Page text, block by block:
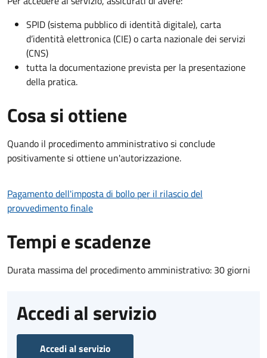
SPID (sistema pubblico di identità digitale), carta
d’identità elettronica (CIE) o carta nazionale dei servizi
(CNS)
tutta la documentazione prevista per la presentazione
della pratica.
Cosa si ottiene
Quando il procedimento amministrativo si conclude
positivamente si ottiene un'autorizzazione.
Pagamento dell'imposta di bollo per il rilascio del
provvedimento finale
Tempi e scadenze
Durata massima del procedimento amministrativo: 30 giorni
Accedi al servizio
Accedi al servizio